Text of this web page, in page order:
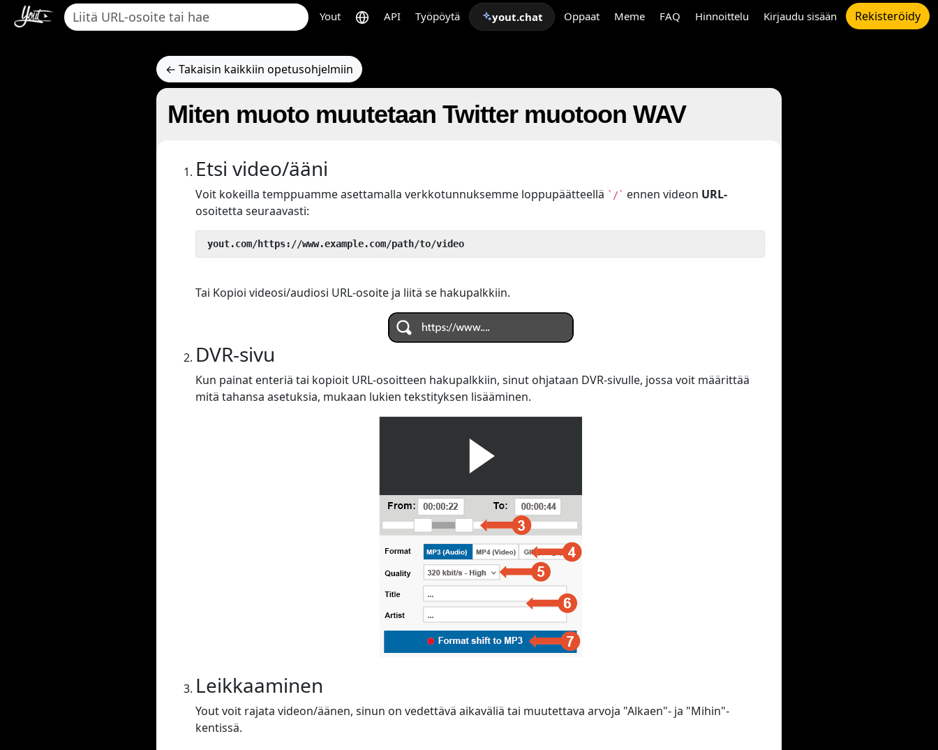
Yout API Työpöytä yout.chat Oppaat Meme FAQ Hinnoittelu Kirjaudu sisään Rekisteröidy
← Takaisin kaikkiin opetusohjelmiin
Miten muoto muutetaan Twitter muotoon WAV
Etsi video/ääni
Voit kokeilla temppuamme asettamalla verkkotunnuksemme loppupäätteellä `/` ennen videon URL-
osoitetta seuraavasti:
yout.com/https://www.example.com/path/to/video
Tai Kopioi videosi/audiosi URL-osoite ja liitä se hakupalkkiin.
DVR-sivu
Kun painat enteriä tai kopioit URL-osoitteen hakupalkkiin, sinut ohjataan DVR-sivulle, jossa voit määrittää
mitä tahansa asetuksia, mukaan lukien tekstityksen lisääminen.
Leikkaaminen
Yout voit rajata videon/äänen, sinun on vedettävä aikaväliä tai muutettava arvoja "Alkaen"- ja "Mihin"-
kentissä.